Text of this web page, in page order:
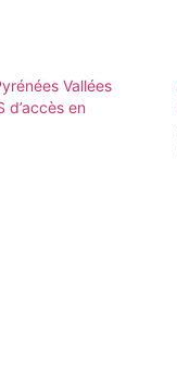
Vallées
d’accès en